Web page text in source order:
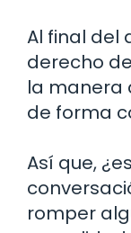
Al final del
derecho
la manera
de forma
Así que,
romper